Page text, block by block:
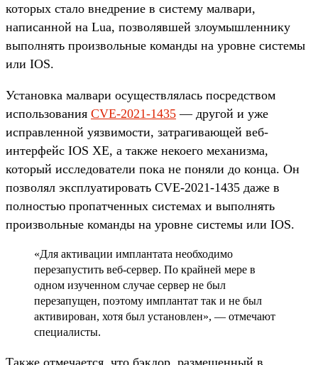
которых стало внедрение в систему малвари,
написанной на Lua, позволявшей злоумышленнику
выполнять произвольные команды на уровне системы
или IOS.
Установка малвари осуществлялась посредством
использования CVE-2021-1435 — другой и уже
исправленной уязвимости, затрагивающей веб-
интерфейс IOS XE, а также некоего механизма,
который исследователи пока не поняли до конца. Он
позволял эксплуатировать CVE-2021-1435 даже в
полностью пропатченных системах и выполнять
произвольные команды на уровне системы или IOS.
«Для активации имплантата необходимо
перезапустить веб-сервер. По крайней мере в
одном изученном случае сервер не был
перезапущен, поэтому имплантат так и не был
активирован, хотя был установлен», — отмечают
специалисты.
Также отмечается, что бэкдор, размещенный в